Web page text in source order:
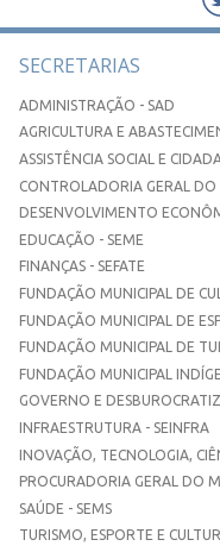
SECRETARIAS
ADMINISTRAÇÃO - SAD
AGRICULTURA E
ASSISTÊNCIA SOCIAL E
CONTROLADORIA GERAL DO
DESENVOLVIMENTO
EDUCAÇÃO - SEME
FINANÇAS - SEFATE
FUNDAÇÃO MUNICIPAL DE
FUNDAÇÃO MUNICIPAL DE
FUNDAÇÃO MUNICIPAL DE
FUNDAÇÃO MUNICIPAL
GOVERNO E
INFRAESTRUTURA - SEINFRA
INOVAÇÃO, TECNOLOGIA,
PROCURADORIA GERAL DO
SAÚDE - SEMS
TURISMO, ESPORTE E